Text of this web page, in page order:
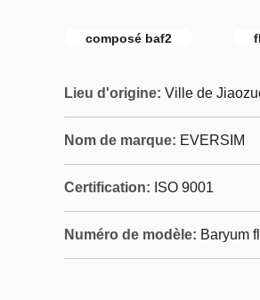
composé baf2
Lieu d'origine: Ville de
Nom de marque: EVERSIM
Certification: ISO 9001
Numéro de modèle: Baryum